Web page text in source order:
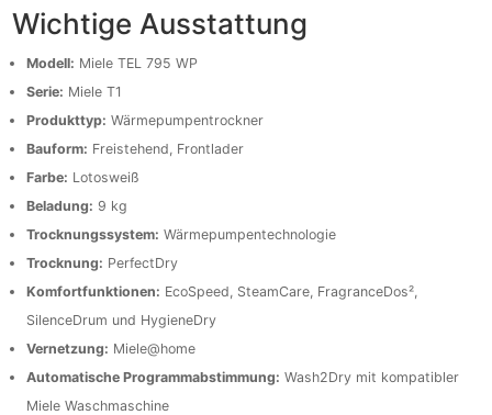
Wichtige Ausstattung
Modell: Miele TEL 795 WP
Serie: Miele T1
Produkttyp: Wärmepumpentrockner
Bauform: Freistehend, Frontlader
Farbe: Lotosweiß
Beladung: 9 kg
Trocknungssystem: Wärmepumpentechnologie
Trocknung: PerfectDry
Komfortfunktionen: EcoSpeed, SteamCare, FragranceDos²,
SilenceDrum und HygieneDry
Vernetzung: Miele@home
Automatische Programmabstimmung: Wash2Dry mit kompatibler
Miele Waschmaschine